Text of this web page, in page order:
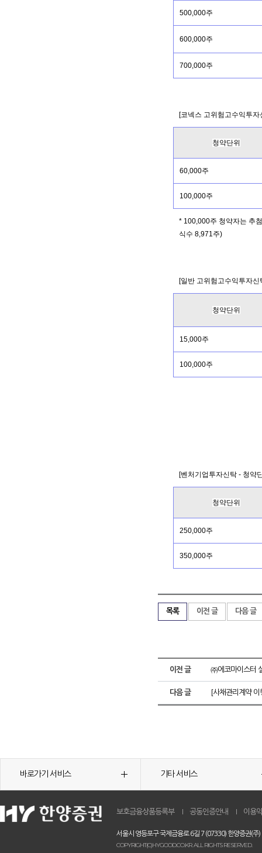
500,000주
600,000주
700,000주
[코넥스 고위험고수익투
청약단위
60,000주
100,000주
* 100,000주 청약자는 추
식수 8,971주)
[일반 고위험고수익투자
청약단위
15,000주
100,000주
[벤처기업투자신탁 - 청약
청약단위
250,000주
350,000주
목록 이전 글 다음 글
이전 글 ㈜에코마이스터
다음 글 [사채관리계약
바로가기 서비스 기타 서비스
보호금융상품등록부 공동인증안내 이용
서울시 영등포구 국제금융로 6길 7 (07330) 한양증권(주)
COPYRIGHT(C)HYGOOD.CO.KR. ALL RIGHTS RESERVED.